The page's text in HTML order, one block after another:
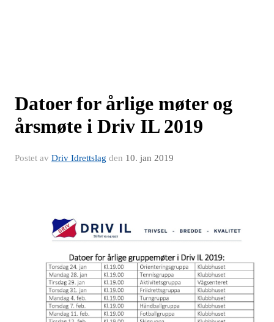
Datoer for årlige møter og
årsmøte i Driv IL 2019
Postet av Driv Idrettslag den 10. jan 2019